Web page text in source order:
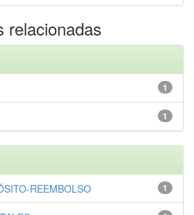
relacionadas
1
1
1
REEMBOLSO